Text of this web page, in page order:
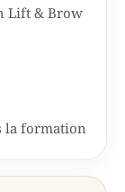
Lift & Brow
la formation